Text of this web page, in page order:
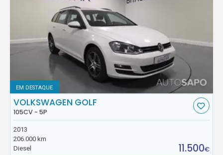
EM DESTAQUE
VOLKSWAGEN GOLF
105CV - 5P
2013
206.000 km
Diesel
11.500€